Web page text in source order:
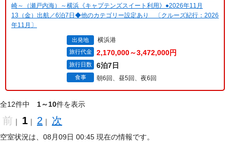
崎～（瀬戸内海）～横浜《キャプテンズスイート利用》●2026年11月
13（金）出航／6泊7日◆他のカテゴリー設定あり 〔クルーズ紀行：2026
年11月〕
出発地 横浜港
旅行代金 2,170,000～3,472,000円
旅行日数 6泊7日
食事 朝6回、昼5回、夜6回
全12件中 1～10件を表示
前 ｜ 1 ｜ 2 ｜ 次
空室状況は、08月09日 00:45 現在の情報です。